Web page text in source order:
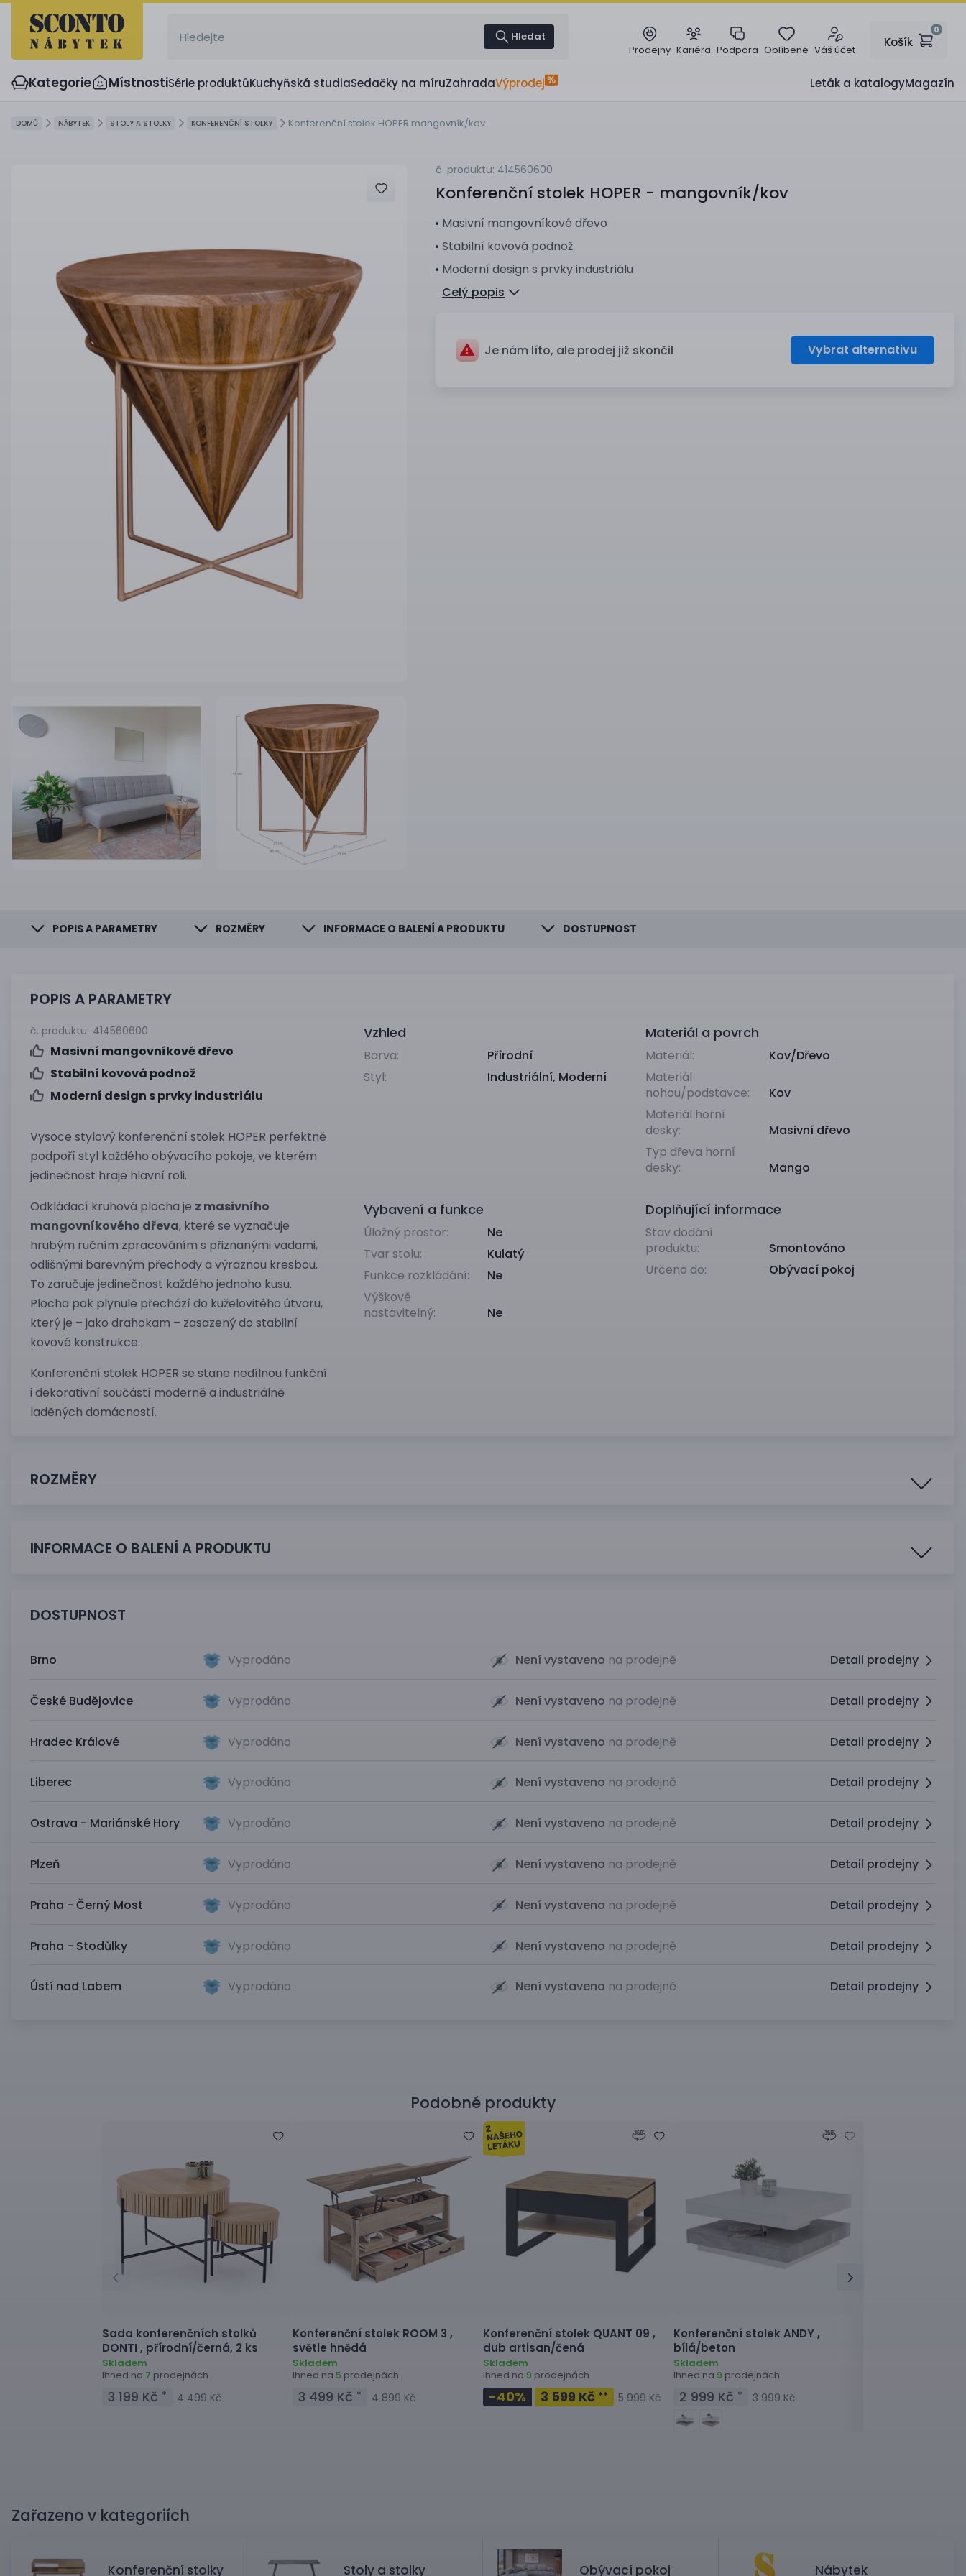
Hledat
Prodejny Kariéra Podpora Oblíbené Váš účet
Košík
0
Kategorie MístnostiSérie produktůKuchyňská studiaSedačky na míruZahradaVýprodej Leták a katalogyMagazín
DOMŮ NÁBYTEK STOLY A STOLKY KONFERENČNÍ STOLKY Konferenční stolek HOPER mangovník/kov
č. produktu: 414560600
Konferenční stolek HOPER - mangovník/kov
Masivní mangovníkové dřevo
Stabilní kovová podnož
Moderní design s prvky industriálu
Celý popis
Je nám líto, ale prodej již skončil Vybrat alternativu
POPIS A PARAMETRY ROZMĚRY INFORMACE O BALENÍ A PRODUKTU DOSTUPNOST
POPIS A PARAMETRY
č. produktu: 414560600
Masivní mangovníkové dřevo
Stabilní kovová podnož
Moderní design s prvky industriálu
Vysoce stylový konferenční stolek HOPER perfektně
podpoří styl každého obývacího pokoje, ve kterém
jedinečnost hraje hlavní roli.
Odkládací kruhová plocha je z masivního
mangovníkového dřeva, které se vyznačuje
hrubým ručním zpracováním s přiznanými vadami,
odlišnými barevným přechody a výraznou kresbou.
To zaručuje jedinečnost každého jednoho kusu.
Plocha pak plynule přechází do kuželovitého útvaru,
který je – jako drahokam – zasazený do stabilní
kovové konstrukce.
Konferenční stolek HOPER se stane nedílnou funkční
i dekorativní součástí moderně a industriálně
laděných domácností.
Vzhled
Barva:
Přírodní
Styl:
Industriální, Moderní
Materiál a povrch
Materiál:
Kov/Dřevo
Materiál
nohou/podstavce:
Kov
Materiál horní
desky:
Masivní dřevo
Typ dřeva horní
desky:
Mango
Vybavení a funkce
Úložný prostor:
Ne
Tvar stolu:
Kulatý
Funkce rozkládání:
Ne
Výškově
nastavitelný:
Ne
Doplňující informace
Stav dodání
produktu:
Smontováno
Určeno do:
Obývací pokoj
ROZMĚRY
INFORMACE O BALENÍ A PRODUKTU
DOSTUPNOST
Brno Vyprodáno Není vystaveno na prodejně Detail prodejny
České Budějovice Vyprodáno Není vystaveno na prodejně Detail prodejny
Hradec Králové Vyprodáno Není vystaveno na prodejně Detail prodejny
Liberec Vyprodáno Není vystaveno na prodejně Detail prodejny
Ostrava - Mariánské Hory Vyprodáno Není vystaveno na prodejně Detail prodejny
Plzeň Vyprodáno Není vystaveno na prodejně Detail prodejny
Praha - Černý Most Vyprodáno Není vystaveno na prodejně Detail prodejny
Praha - Stodůlky Vyprodáno Není vystaveno na prodejně Detail prodejny
Ústí nad Labem Vyprodáno Není vystaveno na prodejně Detail prodejny
Podobné produkty
Sada konferenčních stolků
DONTI , přírodní/černá, 2 ks
Skladem
Ihned na 7 prodejnách
3 199 Kč * 4 499 Kč
Konferenční stolek ROOM 3 ,
světle hnědá
Skladem
Ihned na 5 prodejnách
3 499 Kč * 4 899 Kč
Konferenční stolek QUANT 09 ,
dub artisan/čená
Skladem
Ihned na 9 prodejnách
-40% 3 599 Kč ** 5 999 Kč
Konferenční stolekANDY ,
bílá/beton
Skladem
Ihned na 9 prodejnách
2 999 Kč * 3 999 Kč
Zařazeno v kategoriích
Konferenční stolky Stoly a stolky Obývací pokoj Nábytek